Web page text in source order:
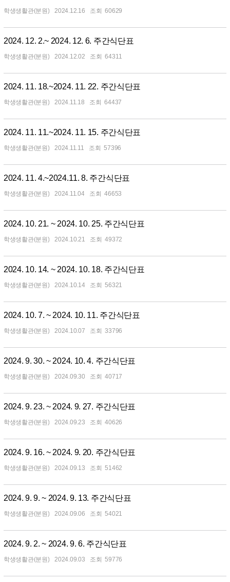
학생생활관(분원) 2024.12.16 60629
2024. 12. 2.~ 2024. 12. 6. 주간식단표
학생생활관(분원) 2024.12.02 64311
2024. 11. 18.~2024. 11. 22. 주간식단표
학생생활관(분원) 2024.11.18 64437
2024. 11. 11.~2024. 11. 15. 주간식단표
학생생활관(분원) 2024.11.11 57396
2024. 11. 4.~2024.11. 8. 주간식단표
학생생활관(분원) 2024.11.04 46653
2024. 10. 21. ~ 2024. 10. 25. 주간식단표
학생생활관(분원) 2024.10.21 49372
2024. 10. 14. ~ 2024. 10. 18. 주간식단표
학생생활관(분원) 2024.10.14 56321
2024. 10. 7. ~ 2024. 10. 11. 주간식단표
학생생활관(분원) 2024.10.07 33796
2024. 9. 30. ~ 2024. 10. 4. 주간식단표
학생생활관(분원) 2024.09.30 40717
2024. 9. 23. ~ 2024. 9. 27. 주간식단표
학생생활관(분원) 2024.09.23 40626
2024. 9. 16. ~ 2024. 9. 20. 주간식단표
학생생활관(분원) 2024.09.13 51462
2024. 9. 9. ~ 2024. 9. 13. 주간식단표
학생생활관(분원) 2024.09.06 54021
2024. 9. 2. ~ 2024. 9. 6. 주간식단표
학생생활관(분원) 2024.09.03 59776